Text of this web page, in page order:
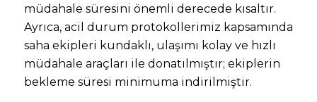
müdahale süresini önemli derecede kısaltır.
Ayrıca, acil durum protokollerimiz kapsamında
saha ekipleri kundaklı, ulaşımı kolay ve hızlı
müdahale araçları ile donatılmıştır; ekiplerin
bekleme süresi minimuma indirilmiştir.